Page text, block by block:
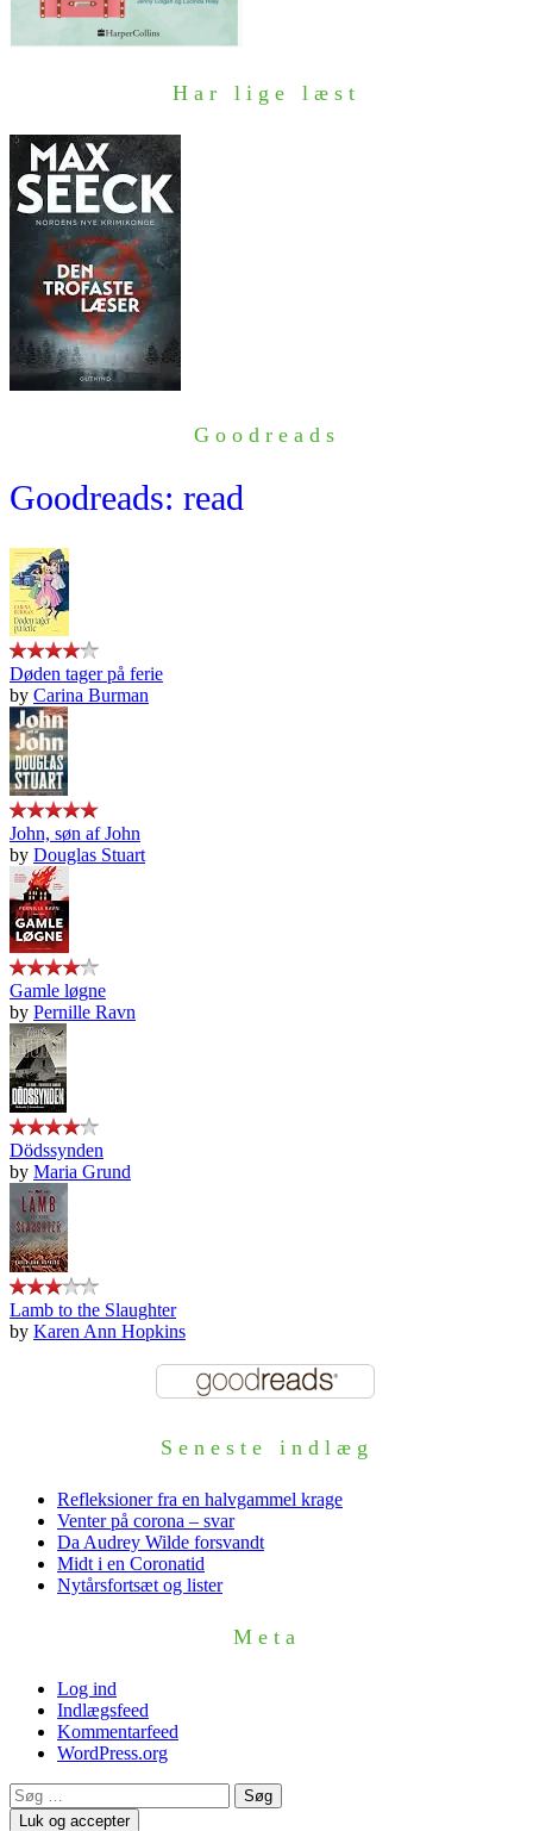
Har lige læst
Goodreads
Goodreads: read
Døden tager på ferie
by Carina Burman
John, søn af John
by Douglas Stuart
Gamle løgne
by Pernille Ravn
Dödssynden
by Maria Grund
Lamb to the Slaughter
by Karen Ann Hopkins
Seneste indlæg
Refleksioner fra en halvgammel krage
Venter på corona – svar
Da Audrey Wilde forsvandt
Midt i en Coronatid
Nytårsfortsæt og lister
Meta
Log ind
Indlægsfeed
Kommentarfeed
WordPress.org
Søg
efter: